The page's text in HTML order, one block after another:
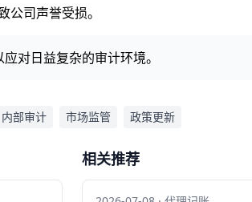
司声誉受损。
对日益复杂的审计环境。
内部审计 市场监管 政策更新
相关推荐